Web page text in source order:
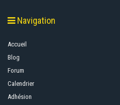
Navigation
Accueil
Blog
Forum
Calendrier
Adhésion